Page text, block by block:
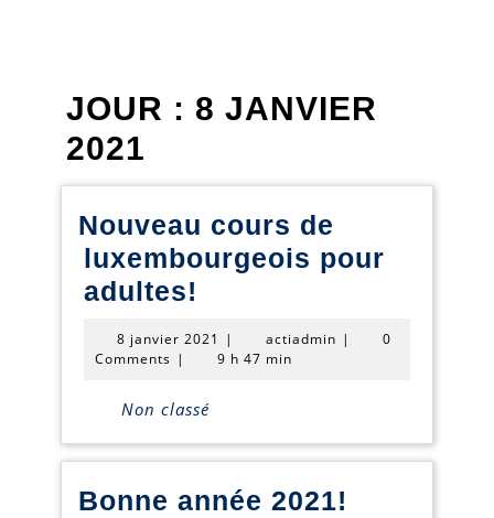
JOUR : 8 JANVIER
2021
Nouveau cours de
luxembourgeois pour
adultes!
de
pour
adultes!
8 janvier 2021
janvier
| actiadmin actiadmin
|
0
Comments | 9 h 47 min
Non classé
Bonne année 2021!